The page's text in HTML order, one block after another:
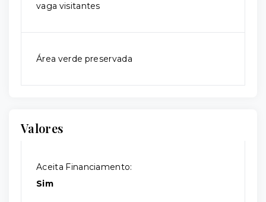
vaga visitantes
Área verde preservada
Valores
Aceita Financiamento:
Sim